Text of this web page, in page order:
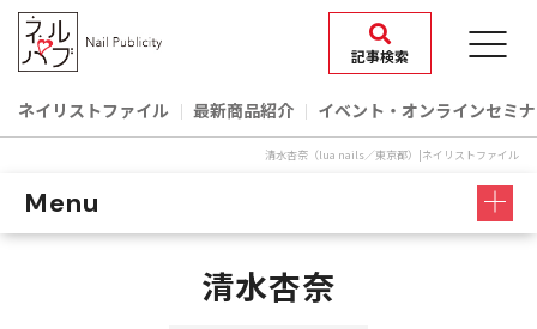
記事検索
ネイリストファイル 最新商品紹介 イベント‧オンラインセミ
清水杏奈（lua nails／東京都）|ネイリストファイル
Menu
清水杏奈